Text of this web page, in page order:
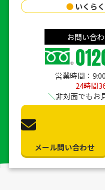
● いくら
お問い合
営業時間：
24時間
非対面でもお
メール問い合わせ